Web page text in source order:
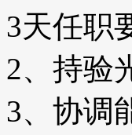
3天任职
2、持验
3、协调